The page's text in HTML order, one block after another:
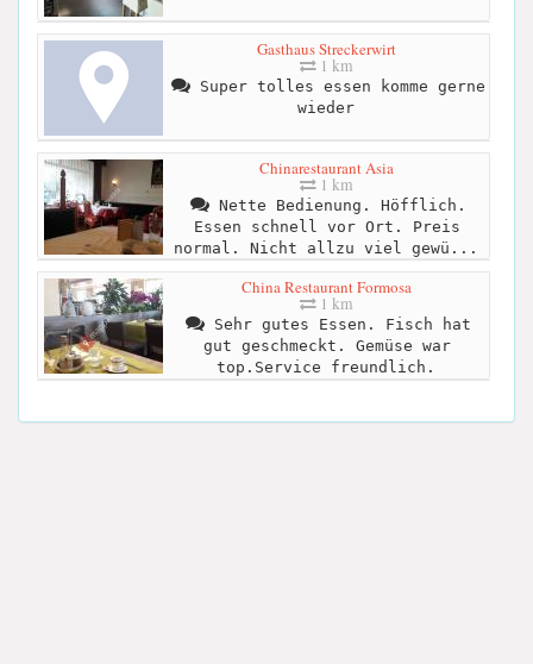
Gasthaus Streckerwirt
1 km
Super tolles essen komme gerne
wieder
Chinarestaurant Asia
1 km
Nette Bedienung. Höfflich.
Essen schnell vor Ort. Preis
normal. Nicht allzu viel gewü...
China Restaurant Formosa
1 km
Sehr gutes Essen. Fisch hat
gut geschmeckt. Gemüse war
top.Service freundlich.